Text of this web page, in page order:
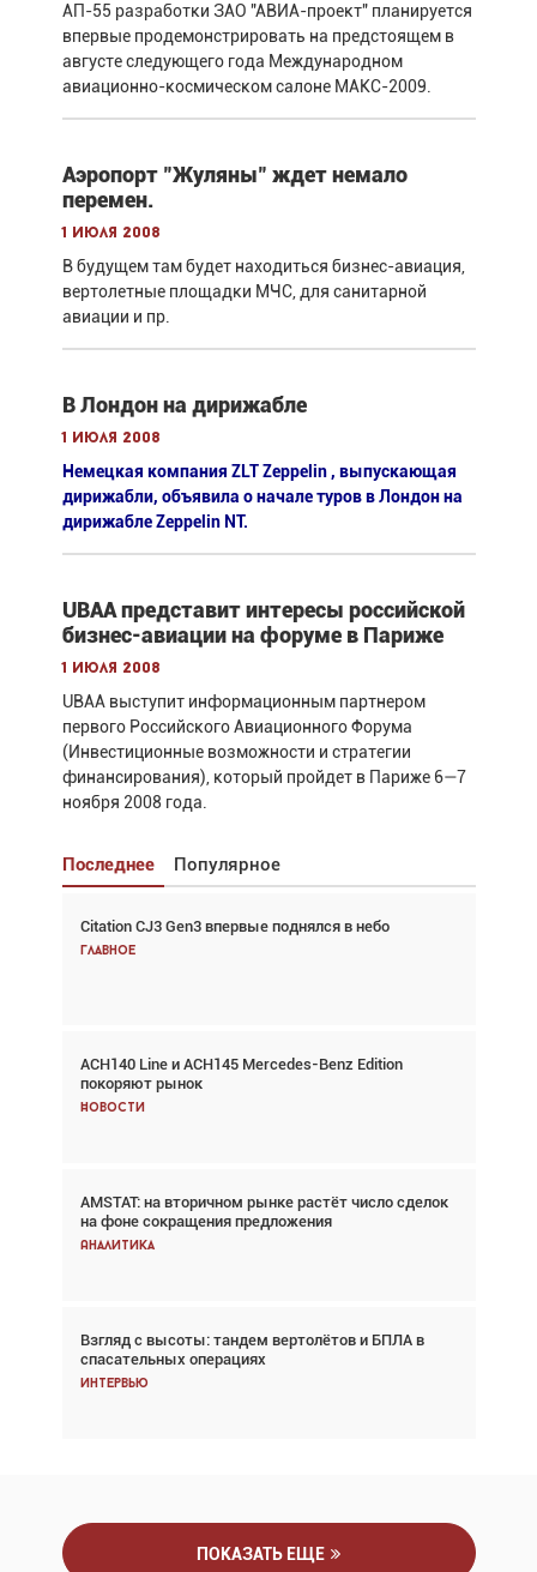
АП-55 разработки ЗАО "АВИА-проект" планируется
впервые продемонстрировать на предстоящем в
августе следующего года Международном
авиационно-космическом салоне МАКС-2009.
Аэропорт "Жуляны" ждет немало
перемен.
1 июля 2008
В будущем там будет находиться бизнес-авиация,
вертолетные площадки МЧС, для санитарной
авиации и пр.
В Лондон на дирижабле
1 июля 2008
Немецкая компания ZLT Zeppelin , выпускающая
дирижабли, объявила о начале туров в Лондон на
дирижабле Zeppelin NT.
UBAA представит интересы российской
бизнес-авиации на форуме в Париже
1 июля 2008
UBAA выступит информационным партнером
первого Российского Авиационного Форума
(Инвестиционные возможности и стратегии
финансирования), который пройдет в Париже 6—7
ноября 2008 года.
Последнее Популярное
Citation CJ3 Gen3 впервые поднялся в небо
Главное
ACH140 Line и ACH145 Mercedes-Benz Edition
покоряют рынок
Новости
AMSTAT: на вторичном рынке растёт число сделок
на фоне сокращения предложения
Аналитика
Взгляд с высоты: тандем вертолётов и БПЛА в
спасательных операциях
Интервью
Взгляд с высоты: тандем вертолётов и БПЛА в
спасательных операциях
Авиационный фотограф Дэйв Кох: «Фотография
говорит сама за себя... а ИИ всё портит»
Новости
В городах чемпионата мира наблюдался подъём,
хотя общий трафик снизился
Аналитика
Частный самолёт – это актив. Подходите к
покупке соответствующим образом
Интервью
ПОКАЗАТЬ ЕЩЕ